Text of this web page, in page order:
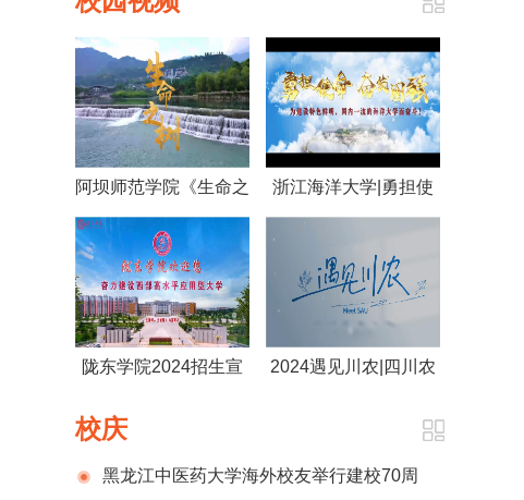
阿坝师范学院《生命之
树》
浙江海洋大学|勇担使
色鲜明，国内一流的海
洋大学而奋斗！
陇东学院2024招生宣 2024遇见川农|四川农
校庆
黑龙江中医药大学海外校友举行建校70周